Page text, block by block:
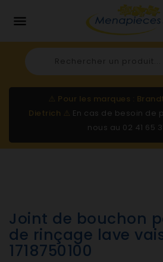

⚠️ Pour les marques :
Dietrich ⚠️ En cas de besoin de
nous au 02 41 65
Joint de bouchon
de rinçage lave
1718750100